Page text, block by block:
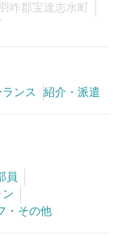
スタッフ・その他
咋郡宝達志水町
ンス 紹介・派遣
員
・その他